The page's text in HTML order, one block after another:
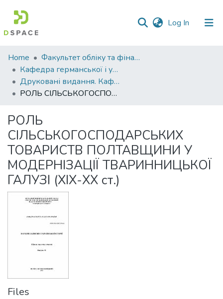
Log In (current)
Communities
&
Collections
All of DSpace
Statistics
Home
Факультет обліку та фінансів
Кафедра германської і української філології
Друковані видання. Кафедра германської і української філології
РОЛЬ СІЛЬСЬКОГОСПОДАРСЬКИХ ТОВАРИСТВ ПОЛТАВЩИНИ У МОДЕРНІЗАЦІЇ ТВАРИННИЦЬКОЇ ГАЛУЗІ (ХІХ-ХХ ст.)
РОЛЬ
СІЛЬСЬКОГОСПОДАРСЬКИХ
ТОВАРИСТВ ПОЛТАВЩИНИ У
МОДЕРНІЗАЦІЇ ТВАРИННИЦЬКОЇ
ГАЛУЗІ (ХІХ-ХХ ст.)
Files